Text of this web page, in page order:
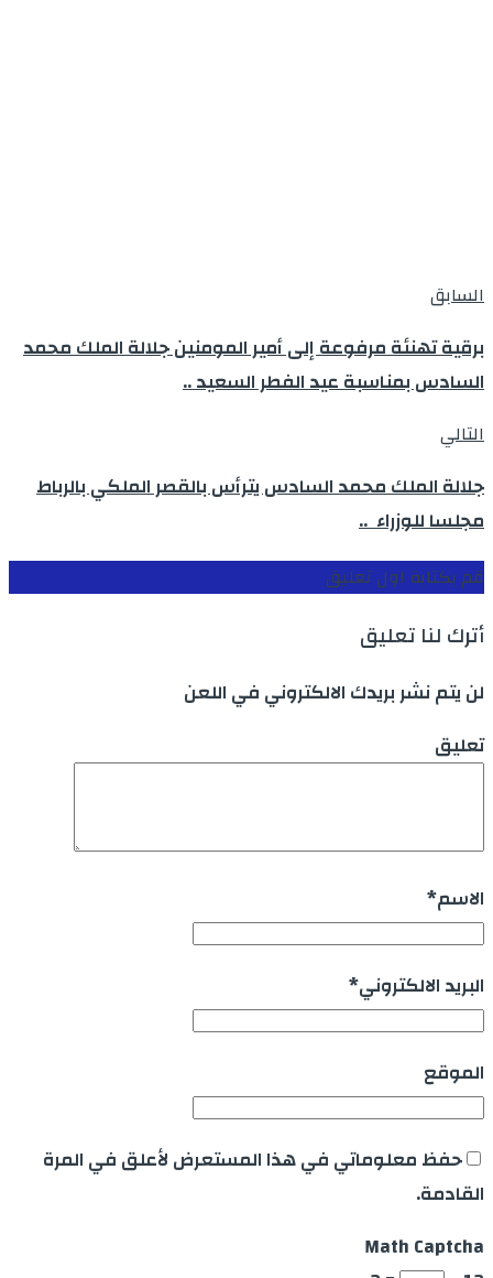
السابق
برقية تهنئة مرفوعة إلى أمير المومنين جلالة الملك محمد
السادس بمناسبة عيد الفطر السعيد ..
التالي
جلالة الملك محمد السادس يترأس بالقصر الملكي بالرباط
مجلسا للوزراء ..
قم بكتابة اول تعليق
أترك لنا تعليق
لن يتم نشر بريدك الالكتروني في اللعن
تعليق
الاسم*
البريد الالكتروني*
الموقع
حفظ معلوماتي في هذا المستعرض لأعلق في المرة
القادمة.
Math Captcha